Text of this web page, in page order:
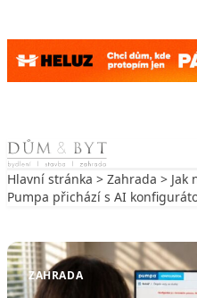
Skip to content
Hlavní stránka > Zahrada > Jak
Pumpa přichází s AI
ZAHRADA